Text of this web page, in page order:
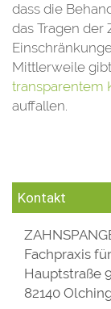
dass die
das Tragen
Mittlerweile
transparentem
auffallen.
Kontakt
Fachpraxis
Hauptstraße
82140